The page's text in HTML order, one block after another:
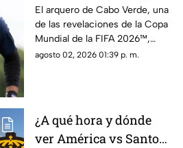
de Vozinha, portero de
Cabo Verde
El arquero de Cabo Verde, una
de las revelaciones de la Copa
Mundial de la FIFA 2026™,
tendría definido su futuro.
agosto 02, 2026 01:39 p. m.
¿A qué hora y dónde
ver América vs Santos